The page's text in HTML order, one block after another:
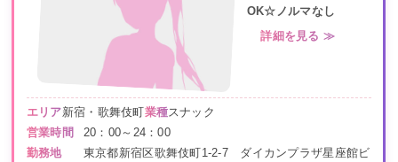
OK☆ノルマなし
詳細を見る ≫
エリア新宿・歌舞伎町業種スナック
営業時間
20：00～24：00
勤務地
東京都新宿区歌舞伎町1-2-7 ダイカンプラザ星座館ビ